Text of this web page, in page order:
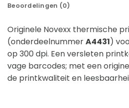
Beoordelingen (0)
Originele Novexx thermische
(onderdeelnummerA4431)
op 300 dpi. Een versleten
vage barcodes; met een
de printkwaliteit en